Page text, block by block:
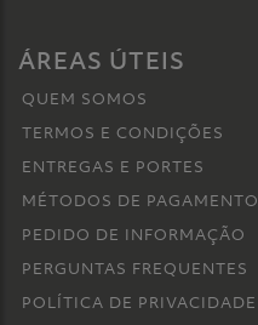
ÁREAS ÚTEIS
QUEM SOMOS
TERMOS E CONDIÇÕES
ENTREGAS E PORTES
MÉTODOS DE PAGAMENTO
PEDIDO DE INFORMAÇÃO
PERGUNTAS FREQUENTES
POLÍTICA DE PRIVACIDADE